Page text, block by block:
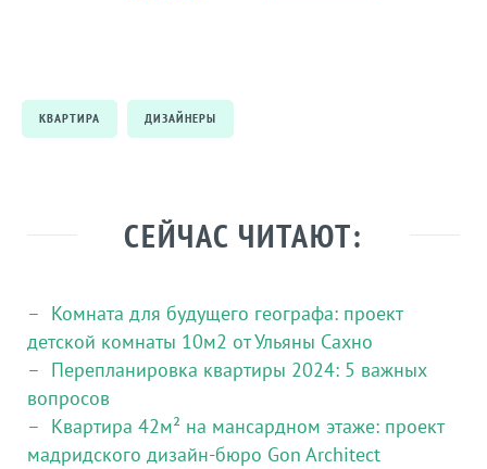
КВАРТИРА ДИЗАЙНЕРЫ
СЕЙЧАС ЧИТАЮТ:
Комната для будущего географа: проект
детской комнаты 10м2 от Ульяны Сахно
Перепланировка квартиры 2024: 5 важных
вопросов
Квартира 42м² на мансардном этаже: проект
мадридского дизайн-бюро Gon Architect